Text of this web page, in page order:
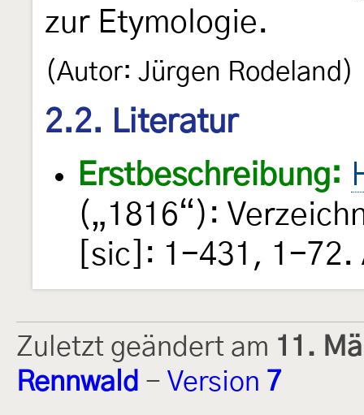
zur Etymologie.
(Autor: Jürgen Rodeland)
2.2. Literatur
Erstbeschreibung:
(„1816“):
[sic]: 1-431, 1-72.
Zuletzt geändert am 11.
Rennwald - Version 7